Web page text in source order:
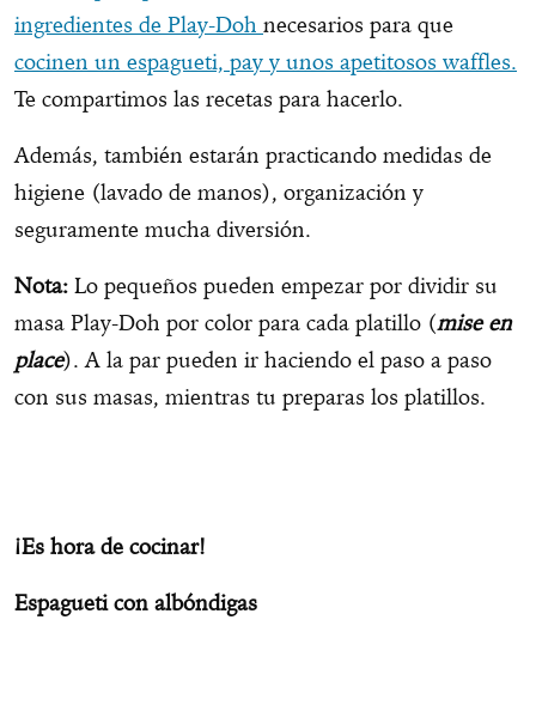
ingredientes de Play-Doh necesarios para que
cocinen un espagueti, pay y unos apetitosos waffles.
Te compartimos las recetas para hacerlo.
Además, también estarán practicando medidas de
higiene (lavado de manos), organización y
seguramente mucha diversión.
Nota: Lo pequeños pueden empezar por dividir su
masa Play-Doh por color para cada platillo (mise en
place). A la par pueden ir haciendo el paso a paso
con sus masas, mientras tu preparas los platillos.
¡Es hora de cocinar!
Espagueti con albóndigas